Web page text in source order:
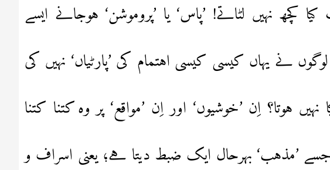
کچھ نہیں لٹاتے! ’پاس‘ یا ’پروموشن‘ ہوجانے ایسے
نے یہاں کیسی کیسی اہتمام کی ’پارٹیاں‘ نہیں کی
نہیں ہوتا؟ اِن ’خوشیوں‘ اور اِن ’مواقع‘ پر وہ کتنا کتنا
(جسے ’مذہب‘ بہرحال ایک ضبط دیتا ہے؛ یعنی اسراف و